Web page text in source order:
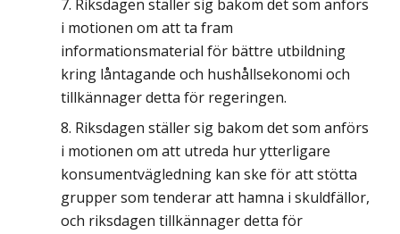
Riksdagen ställer sig bakom det som anförs
i motionen om att ta fram
informationsmaterial för bättre utbildning
kring låntagande och hushållsekonomi och
tillkännager detta för regeringen.
Riksdagen ställer sig bakom det som anförs
i motionen om att utreda hur ytterligare
konsumentvägledning kan ske för att stötta
grupper som tenderar att hamna i skuldfällor,
och riksdagen tillkännager detta för